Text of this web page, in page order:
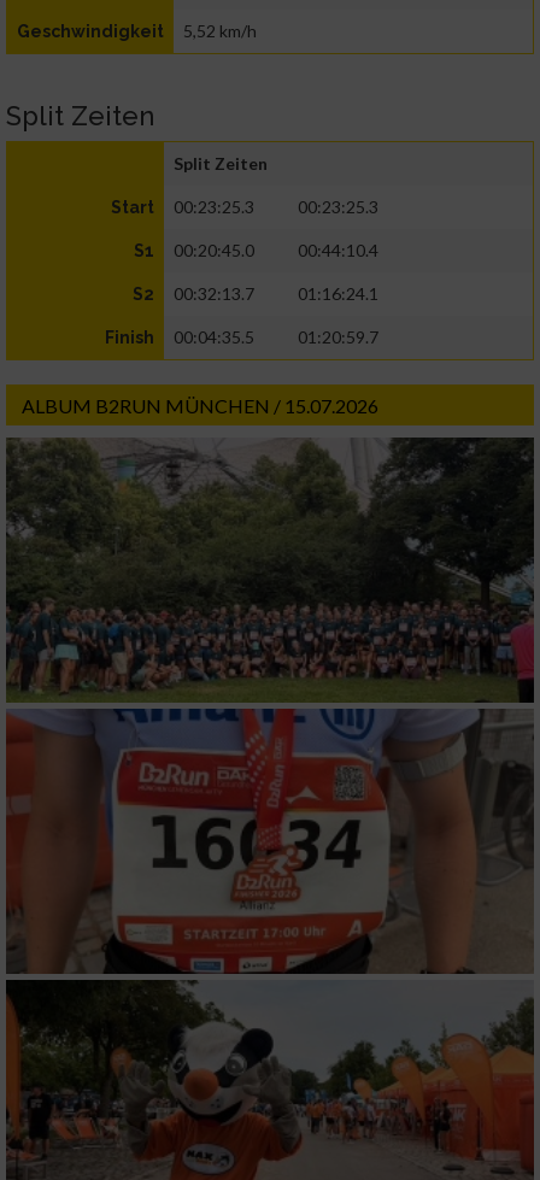
Geschwindigkeit 5,52 km/h
Split Zeiten
Split Zeiten
Start 00:23:25.3 00:23:25.3
S1 00:20:45.0 00:44:10.4
S2 00:32:13.7 01:16:24.1
Finish 00:04:35.5 01:20:59.7
ALBUM B2RUN MÜNCHEN / 15.07.2026